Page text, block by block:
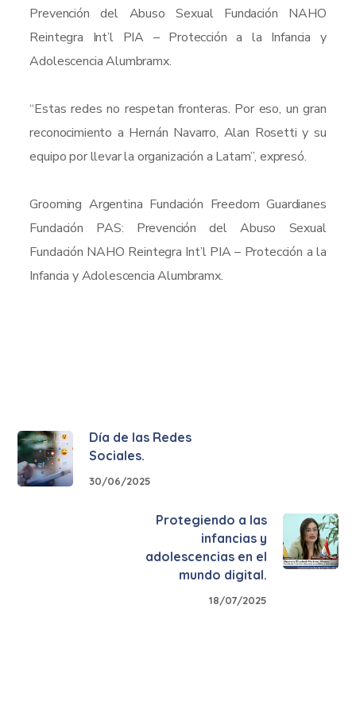
Prevención del Abuso Sexual Fundación NAHO
Reintegra Int’l PIA – Protección a la Infancia y
Adolescencia Alumbramx.
“Estas redes no respetan fronteras. Por eso, un gran
reconocimiento a Hernán Navarro, Alan Rosetti y su
equipo por llevar la organización a Latam”, expresó.
Grooming Argentina Fundación Freedom Guardianes
Fundación PAS: Prevención del Abuso Sexual
Fundación NAHO Reintegra Int’l PIA – Protección a la
Infancia y Adolescencia Alumbramx.
Día de las Redes
Sociales.
30/06/2025
Protegiendo a las
infancias y
adolescencias en el
mundo digital.
18/07/2025